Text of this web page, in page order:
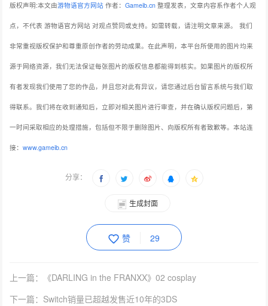
版权声明:本文由游物语官方网站 作者：Gameib.cn 整理发表，文章内容系作者个人观
点，不代表 游物语官方网站 对观点赞同或支持。如需转载，请注明文章来源。 我们
非常重视版权保护和尊重原创作者的劳动成果。在此声明，本平台所使用的图片均来
源于网络资源，我们无法保证每张图片的版权信息都能得到核实。如果图片的版权所
有者发现我们使用了您的作品，并且您对此有异议，请您通过后台留言系统与我们取
得联系。我们将在收到通知后，立即对相关图片进行审查，并在确认版权问题后，第
一时间采取相应的处理措施，包括但不限于删除图片、向版权所有者致歉等。本站连
接：www.gameib.cn
分享：
生成封面
赞 29
上一篇：《DARLING in the FRANXX》02 cosplay
下一篇：Switch销量已超越发售近10年的3DS